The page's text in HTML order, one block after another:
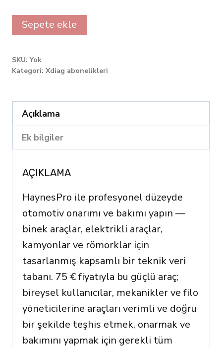
Haynes
Pro
online
1
subscription
quantity
Sepete ekle
SKU:Yok
Kategori: Xdiag abonelikleri
Açıklama
Ek bilgiler
AÇIKLAMA
HaynesPro ile profesyonel düzeyde
otomotiv onarımı ve bakımı yapın —
binek araçlar, elektrikli araçlar,
kamyonlar ve römorklar için
tasarlanmış kapsamlı bir teknik veri
tabanı. 75 € fiyatıyla bu güçlü araç;
bireysel kullanıcılar, mekanikler ve filo
yöneticilerine araçları verimli ve doğru
bir şekilde teşhis etmek, onarmak ve
bakımını yapmak için gerekli tüm